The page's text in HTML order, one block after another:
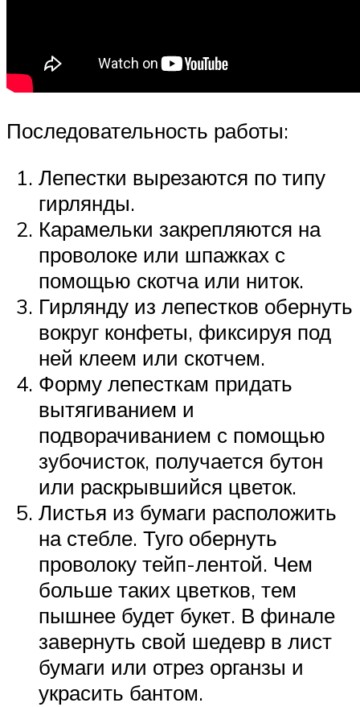
Последовательность работы:
Лепестки вырезаются по типу
гирлянды.
Карамельки закрепляются на
проволоке или шпажках с
помощью скотча или ниток.
Гирлянду из лепестков обернуть
вокруг конфеты, фиксируя под
ней клеем или скотчем.
Форму лепесткам придать
вытягиванием и
подворачиванием с помощью
зубочисток, получается бутон
или раскрывшийся цветок.
Листья из бумаги расположить
на стебле. Туго обернуть
проволоку тейп-лентой. Чем
больше таких цветков, тем
пышнее будет букет. В финале
завернуть свой шедевр в лист
бумаги или отрез органзы и
украсить бантом.